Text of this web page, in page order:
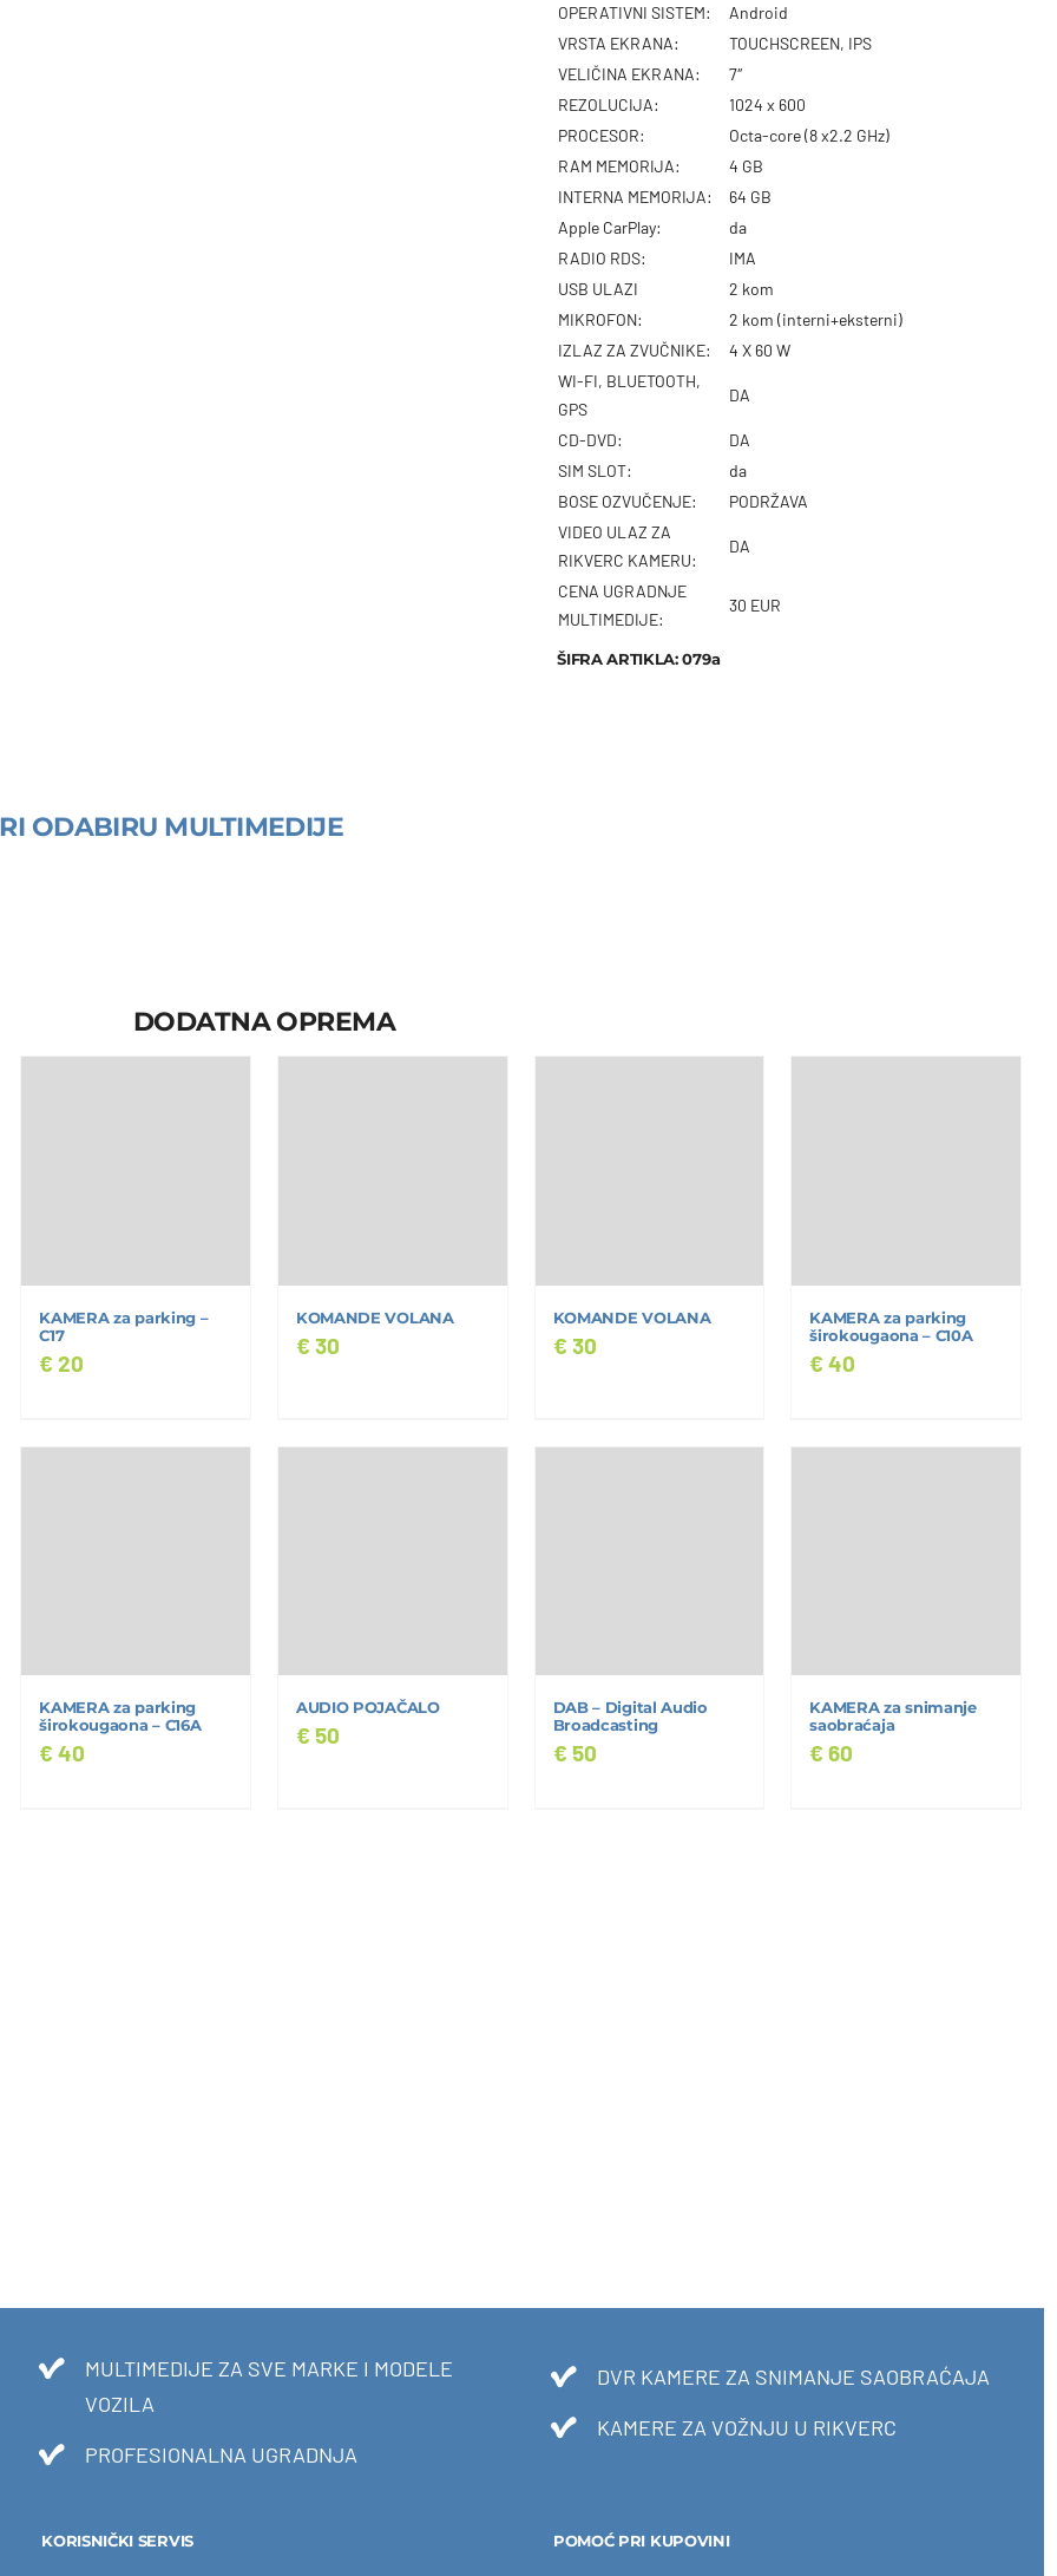
OPERATIVNI SISTEM:
Android
VRSTA EKRANA:
TOUCHSCREEN, IPS
VELIČINA EKRANA:
7″
REZOLUCIJA:
1024 x 600
PROCESOR:
Octa-core (8 x2.2 GHz)
RAM MEMORIJA:
4 GB
INTERNA MEMORIJA:
64 GB
Apple CarPlay:
da
RADIO RDS:
IMA
USB ULAZI
2 kom
MIKROFON:
2 kom (interni+eksterni)
IZLAZ ZA ZVUČNIKE:
4 X 60 W
WI-FI, BLUETOOTH,
GPS
DA
CD-DVD:
DA
SIM SLOT:
da
BOSE OZVUČENJE:
PODRŽAVA
VIDEO ULAZ ZA
RIKVERC KAMERU:
DA
CENA UGRADNJE
MULTIMEDIJE:
30 EUR
ŠIFRA ARTIKLA: 079a
ODABIRU MULTIMEDIJE
DODATNA OPREMA
KAMERA za parking –
C17
€ 20
KOMANDE VOLANA
€ 30
KOMANDE VOLANA
€ 30
KAMERA za parking
širokougaona – C10A
€ 40
KAMERA za parking
širokougaona – C16A
€ 40
AUDIO POJAČALO
€ 50
DAB – Digital Audio
Broadcasting
€ 50
KAMERA za snimanje
saobraćaja
€ 60
MULTIMEDIJE ZA SVE MARKE I MODELE
VOZILA
PROFESIONALNA UGRADNJA
DVR KAMERE ZA SNIMANJE SAOBRAĆAJA
KAMERE ZA VOŽNJU U RIKVERC
KORISNIČKI SERVIS POMOĆ PRI KUPOVINI